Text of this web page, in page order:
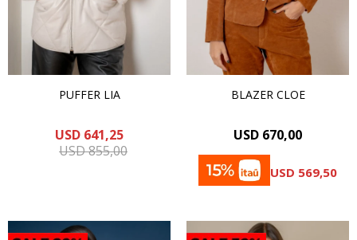
PUFFER LIA
USD 641,25
USD855,00
BLAZER CLOE
USD 670,00
USD 569,50